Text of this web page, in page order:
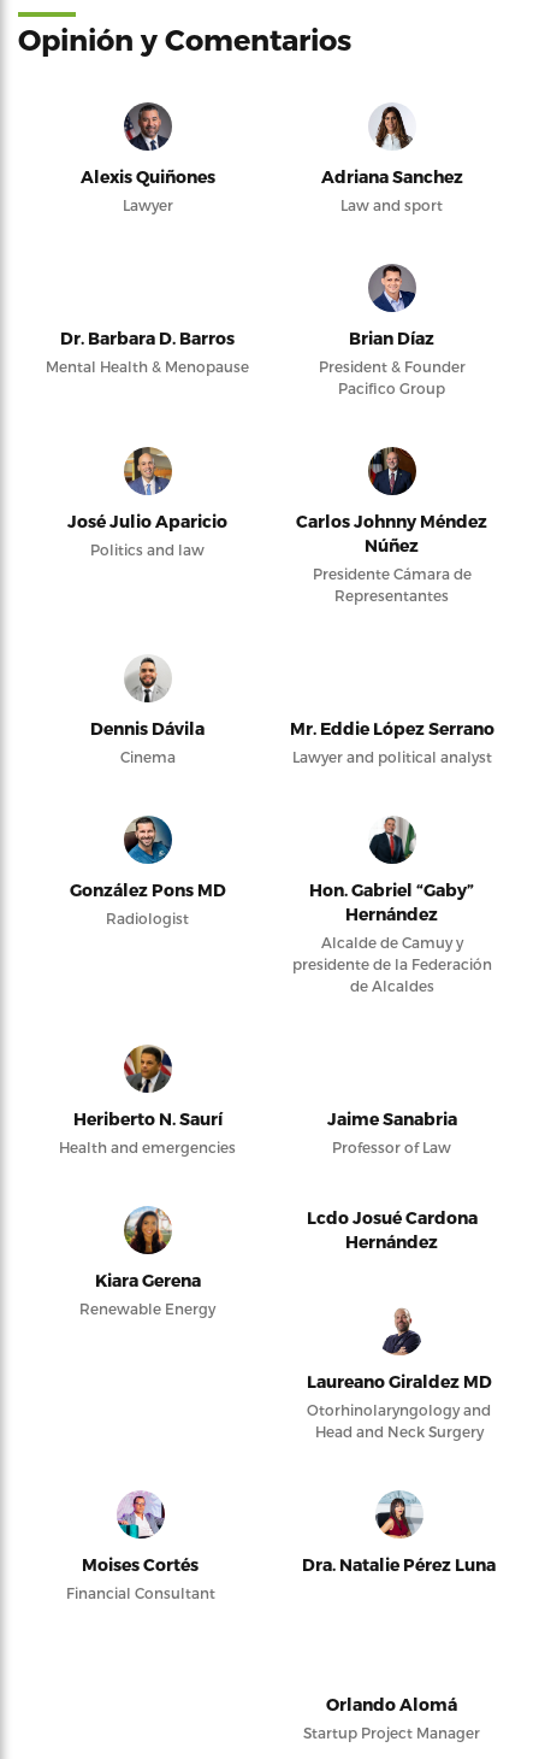
Opinión y Comentarios
Alexis Quiñones
Lawyer
Adriana Sanchez
Law and sport
Dr. Barbara D. Barros
Mental Health & Menopause
Brian Díaz
President & Founder
Pacifico Group
José Julio Aparicio
Politics and law
Carlos Johnny Méndez
Núñez
Presidente Cámara de
Representantes
Dennis Dávila
Cinema
Mr. Eddie López Serrano
Lawyer and political analyst
González Pons MD
Radiologist
Hon. Gabriel “Gaby”
Hernández
Alcalde de Camuy y
presidente de la Federación
de Alcaldes
Heriberto N. Saurí
Health and emergencies
Jaime Sanabria
Professor of Law
Kiara Gerena
Renewable Energy
Lcdo Josué Cardona
Hernández
Laureano Giraldez MD
Otorhinolaryngology and
Head and Neck Surgery
Moises Cortés
Financial Consultant
Dra. Natalie Pérez Luna
Orlando Alomá
Startup Project Manager